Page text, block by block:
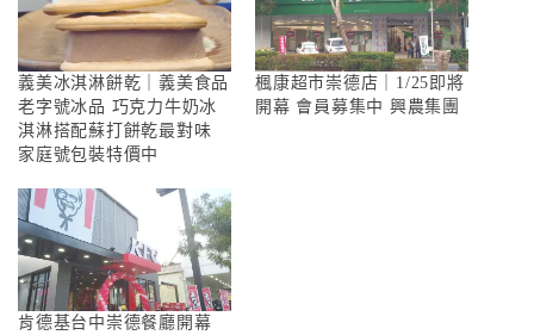
義美冰淇淋餅乾｜義美食品
老字號冰品 巧克力牛奶冰
淇淋搭配蘇打餅乾最對味
家庭號包裝特價中
楓康超市崇德店｜1/25即將
開幕 會員募集中 興農集團
肯德基台中崇德餐廳開幕